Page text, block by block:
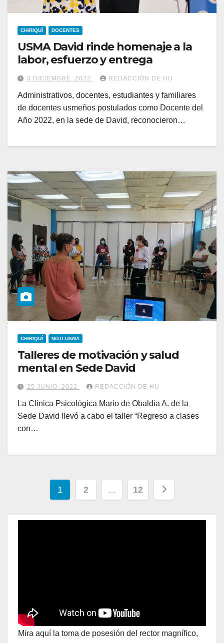
CHIRIQUÍ DOCENTES
USMA David rinde homenaje a la
labor, esfuerzo y entrega
3 DICIEMBRE, 2022 REDACCIÓN DE HU
Administrativos, docentes, estudiantes y familiares
de docentes usmeños postulados como Docente del
Año 2022, en la sede de David, reconocieron…
CHIRIQUÍ NOTI-USMA
Talleres de motivación y salud
mental en Sede David
25 JUNIO, 2022 REDACCIÓN DE HU
La Clínica Psicológica Mario de Obaldía A. de la
Sede David llevó a cabo el taller “Regreso a clases
con…
1 2 … 12
Mira aquí la toma de posesión del rector magnífico,